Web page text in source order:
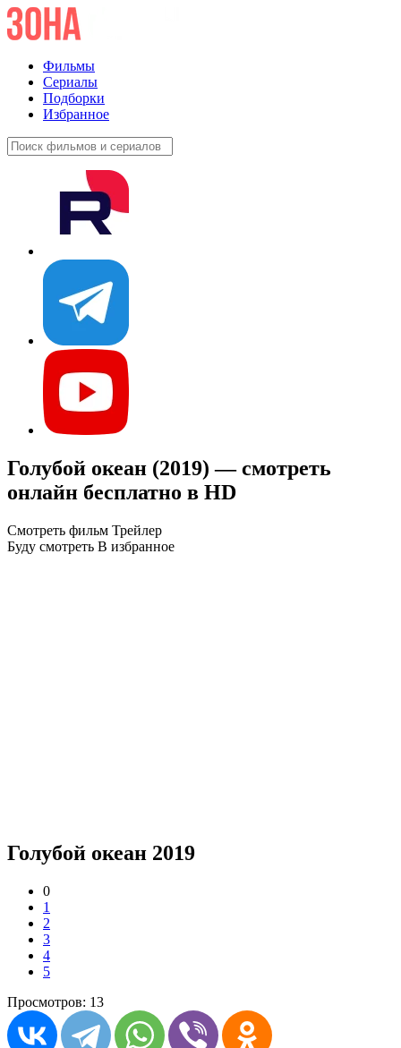
Фильмы
Сериалы
Подборки
Избранное
Голубой океан (2019) — смотреть
онлайн бесплатно в HD
Смотреть фильм Трейлер
Буду смотреть В избранное
Голубой океан 2019
0
1
2
3
4
5
Просмотров: 13